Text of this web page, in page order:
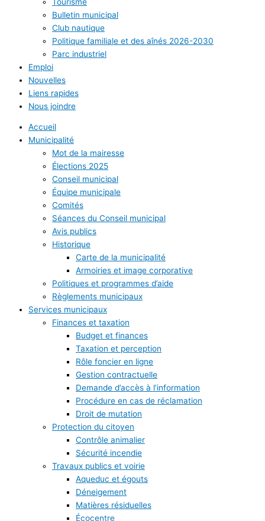
Bulletin municipal
Club nautique
Politique familiale et des aînés 2026-2030
Parc industriel
Emploi
Nouvelles
Liens rapides
Nous joindre
Accueil
Municipalité
Mot de la mairesse
Élections 2025
Conseil municipal
Équipe municipale
Comités
Séances du Conseil municipal
Avis publics
Historique
Carte de la municipalité
Armoiries et image corporative
Politiques et programmes d’aide
Règlements municipaux
Services municipaux
Finances et taxation
Budget et finances
Taxation et perception
Rôle foncier en ligne
Gestion contractuelle
Demande d’accès à l’information
Procédure en cas de réclamation
Droit de mutation
Protection du citoyen
Contrôle animalier
Sécurité incendie
Travaux publics et voirie
Aqueduc et égouts
Déneigement
Matières résiduelles
Écocentre